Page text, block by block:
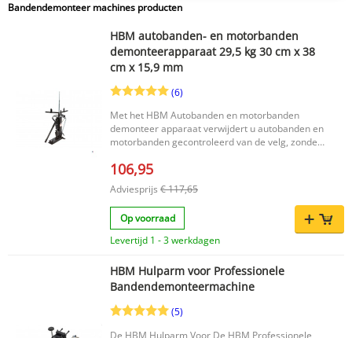
Bandendemonteer machines producten
HBM autobanden- en motorbanden
demonteerapparaat 29,5 kg 30 cm x 38
cm x 15,9 mm
(6)
Met het HBM Autobanden en motorbanden
demonteer apparaat verwijdert u autobanden en
motorbanden gecontroleerd van de velg, zonder
banden demonteerapparaat is geschikt voor
zowel hobbymonteurs als garages en biedt
ondersteuning bij het werken met wielen en
velgen van uiteenlopende afmetingen. Dankzij
de geïntegreerde gereedschappen heeft u geen
losse bandenlichters, velgbeschermers of
andere hulpmiddelen nodig. Zo werkt u efficiënt,
stabiel en met minimale inspanning, zelfs bij stug
rubber. Belangrijkste voordelen Geschikt voor
het demonteren van auto- en motorbanden
Volledig handbediend voor gecontroleerd en
nauwkeurig werken Lange bandenijzer zorgt
voor voldoende hefboomwerking met beperkte
106,95
Adviesprijs € 117,65
Op voorraad
Levertijd 1 - 3 werkdagen
HBM Hulparm voor Professionele
Bandendemonteermachine
(5)
De HBM Hulparm Voor De HBM Professionele